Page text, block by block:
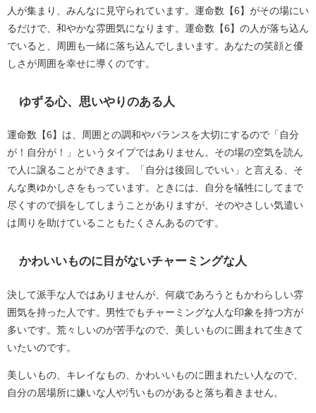
人が集まり、みんなに見守られています。運命数【6】がその場にい
るだけで、和やかな雰囲気になります。運命数【6】の人が落ち込ん
でいると、周囲も一緒に落ち込んでしまいます。あなたの笑顔と優
しさが周囲を幸せに導くのです。
ゆずる心、思いやりのある人
運命数【6】は、周囲との調和やバランスを大切にするので「自分
が！自分が！」というタイプではありません。その場の空気を読ん
で人に譲ることができます。「自分は後回しでいい」と言える、そ
んな奥ゆかしさをもっています。ときには、自分を犠牲にしてまで
尽くすので損をしてしまうことがありますが、そのやさしい気遣い
は周りを助けていることもたくさんあるのです。
かわいいものに目がないチャーミングな人
決して派手な人ではありませんが、何歳であろうともかわらしい雰
囲気を持った人です。男性でもチャーミングな人な印象を持つ方が
多いです。荒々しいのが苦手なので、美しいものに囲まれて生きて
いたいのです。
美しいもの、キレイなもの、かわいいものに囲まれたい人なので、
自分の居場所に嫌いな人や汚いものがあると落ち着きません。